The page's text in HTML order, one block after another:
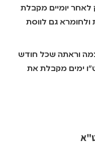
לאחר יומיים מקבלת
גם לווסת
וראתה שכל חודש
ימים מקבלת את